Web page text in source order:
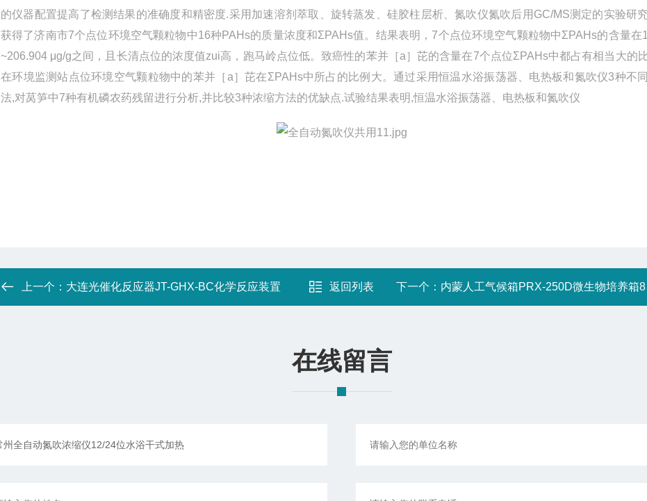
的仪器配置提高了检测结果的准确度和精密度.采用加速溶剂萃取、旋转蒸发、硅胶柱层析、氮吹仪氮吹后用GC/MS测定的实验研
获得了济南市7个点位环境空气颗粒物中16种PAHs的质量浓度和ΣPAHs值。结果表明，7个点位环境空气颗粒物中ΣPAHs的含量在
~206.904 μg/g之间，且长清点位的浓度值zui高，跑马岭点位低。致癌性的苯并［a］芘的含量在7个点位ΣPAHs中都占有相当大的
在环境监测站点位环境空气颗粒物中的苯并［a］芘在ΣPAHs中所占的比例大。通过采用恒温水浴振荡器、电热板和氮吹仪3种不
法,对莴笋中7种有机磷农药残留进行分析,并比较3种浓缩方法的优缺点.试验结果表明,恒温水浴振荡器、电热板和氮吹仪
上一个： 大连光催化反应器JT-GHX-BC化学反应装置 返回列表 下一个： 内蒙人工气候箱PRX-250D微生物培养箱80/450
在线留言